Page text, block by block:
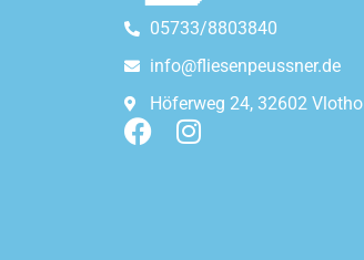
05733/8803840
info@fliesenpeussner.de
Höferweg 24, 32602 Vlotho